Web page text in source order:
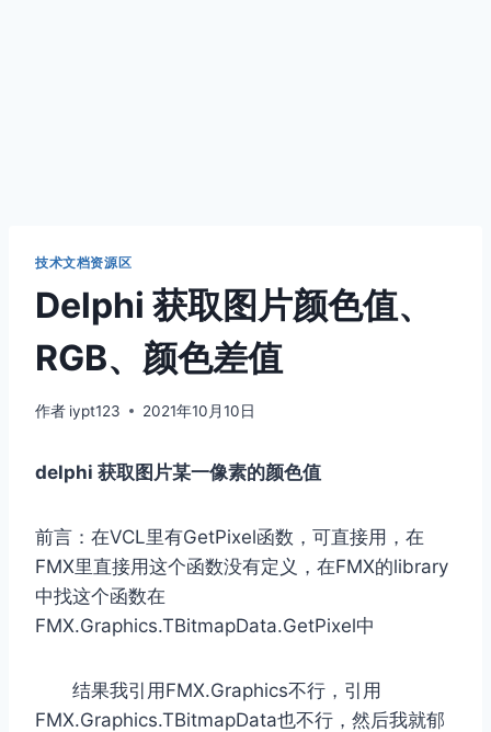
技术文档资源区
Delphi 获取图片颜色值、
RGB、颜色差值
作者 iypt123 2021年10月10日
delphi 获取图片某一像素的颜色值
前言：在VCL里有GetPixel函数，可直接用，在
FMX里直接用这个函数没有定义，在FMX的library
中找这个函数在
FMX.Graphics.TBitmapData.GetPixel中
结果我引用FMX.Graphics不行，引用
FMX.Graphics.TBitmapData也不行，然后我就郁